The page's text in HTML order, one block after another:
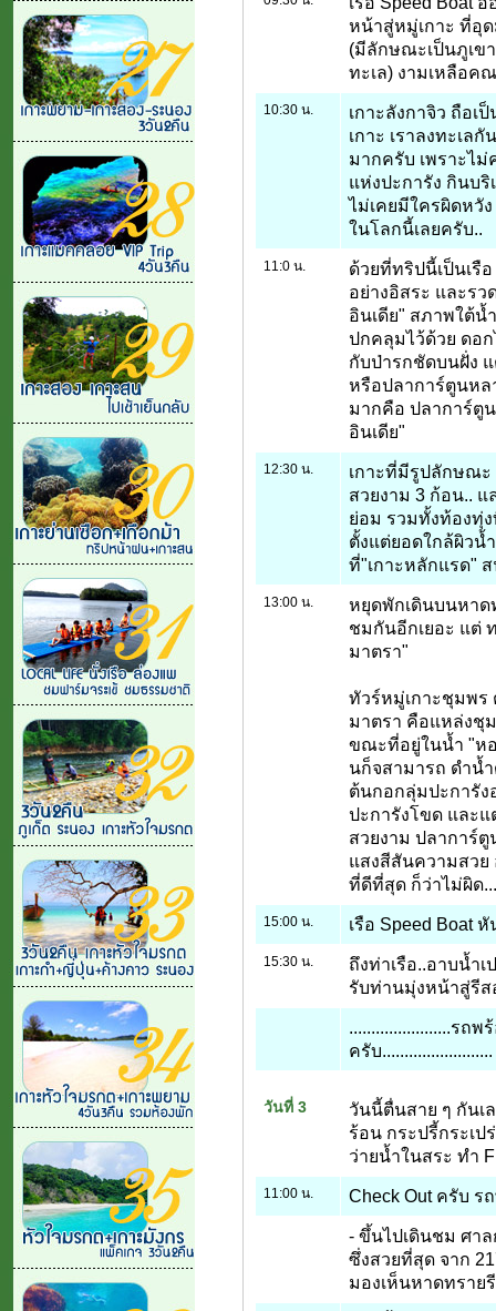
หน้าสู่หมู่เกาะ ที่อุ
(มีลักษณะเป็นภูเข
ทะเล) งามเหลือค
10:30 น.
เกาะลังกาจิว ถือ
เกาะ เราลงทะเล
มากครับ เพราะไ
แห่งปะการัง กินบ
ไม่เคยมีใครผิดหวั
ในโลกนี้เลยครับ..
11:0 น.
ด้วยที่ทริปนี้เป็นเรื
อย่างอิสระ และรว
อินเดีย" สภาพใต้น้
ปกคลุมไว้ด้วย ดอ
กับป่ารกชัดบนฝั่ง
หรือปลาการ์ตูนหล
มากคือ ปลาการ์ตูน
อินเดีย"
12:30 น.
เกาะที่มีรูปลักษณะ
สวยงาม 3 ก้อน..
ย่อม รวมทั้งท้องทุ่
ตั้งแต่ยอดใกล้ผิวน้
ที่"เกาะหลักแรด"
13:00 น.
หยุดพักเดินบนหาด
ชมกันอีกเยอะ แต่
มาตรา"
ทัวร์หมู่เกาะชุมพร
มาตรา คือแหล่งชุ
ขณะที่อยู่ในน้ำ "ห
นก็จสามารถ ดำน้
ต้นกอกลุ่มปะการัง
ปะการังโขด และ
สวยงาม ปลาการ์
แสงสีสันความสวย
ที่ดีที่สุด ก็ว่าไม่ผิด
15:00 น. เรือ Speed Boat
15:30 น.
ถึงท่าเรือ..อาบน้ำ
รับท่านมุ่งหน้าสู่รี
.......................รถ
ครับ.........................
วันที่ 3
วันนี้ตื่นสาย ๆ กันเ
ร้อน กระปรี้กระเป
ว่ายน้ำในสระ ทำ
11:00 น. Check Out ครับ
- ขึ้นไปเดินชม ศา
ซึ่งสวยที่สุด จาก
มองเห็นหาดทราย